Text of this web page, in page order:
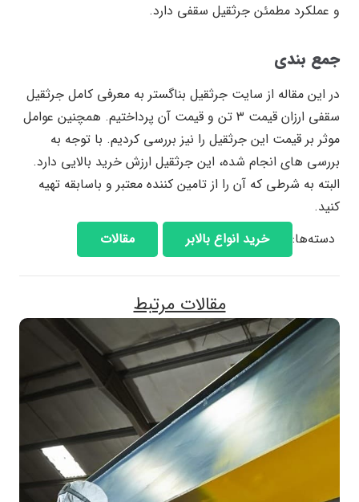
و عملکرد مطمئن جرثقیل سقفی دارد.
جمع بندی
در این مقاله از سایت جرثقیل بناگستر به معرفی کامل جرثقیل
سقفی ارزان قیمت ۳ تن و قیمت آن پرداختیم. همچنین عوامل
موثر بر قیمت این جرثقیل را نیز بررسی کردیم. با توجه به
بررسی های انجام شده، این جرثقیل ارزش خرید بالایی دارد.
البته به شرطی که آن را از تامین کننده معتبر و باسابقه تهیه
کنید.
دسته‌ها:
خرید انواع بالابر مقالات
مقالات مرتبط